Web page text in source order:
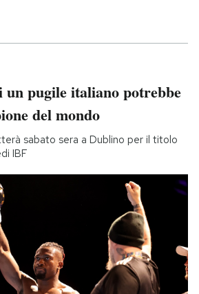
un pugile italiano potrebbe
del mondo
sabato sera a Dublino per il titolo
IBF